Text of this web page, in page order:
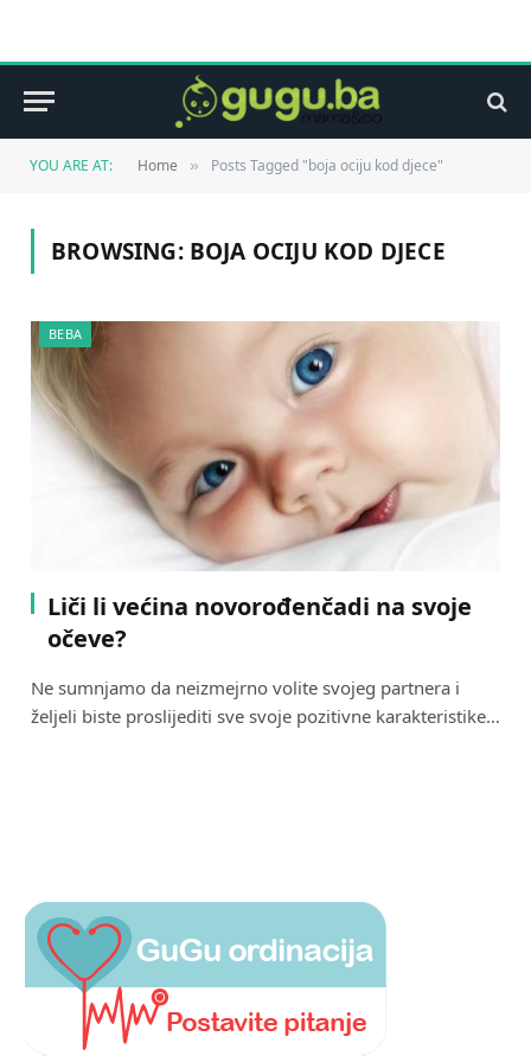
YOU ARE AT: Home » Posts Tagged "boja ociju kod djece"
BROWSING: BOJA OCIJU KOD DJECE
BEBA
Liči li većina novorođenčadi na svoje
očeve?
Ne sumnjamo da neizmejrno volite svojeg partnera i
željeli biste proslijediti sve svoje pozitivne karakteristike…